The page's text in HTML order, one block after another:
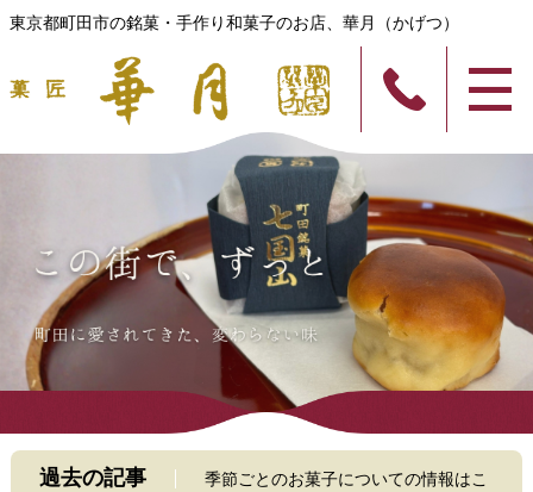
東京都町田市の銘菓・手作り和菓子のお店、華月（かげつ）
過去の記事
季節ごとのお菓子についての情報はこ